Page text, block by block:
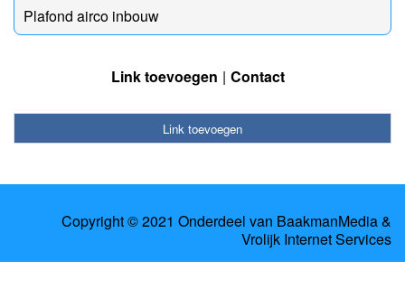
Plafond airco inbouw
Link toevoegen Contact
Link toevoegen
Copyright © 2021 Onderdeel van BaakmanMedia&
Vrolijk Internet Services